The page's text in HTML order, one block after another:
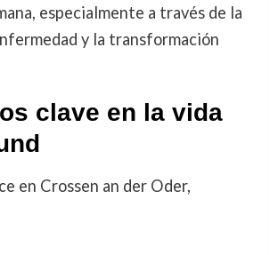
especialmente a través de la
y la transformación
clave en la vida
en Crossen an der Oder,